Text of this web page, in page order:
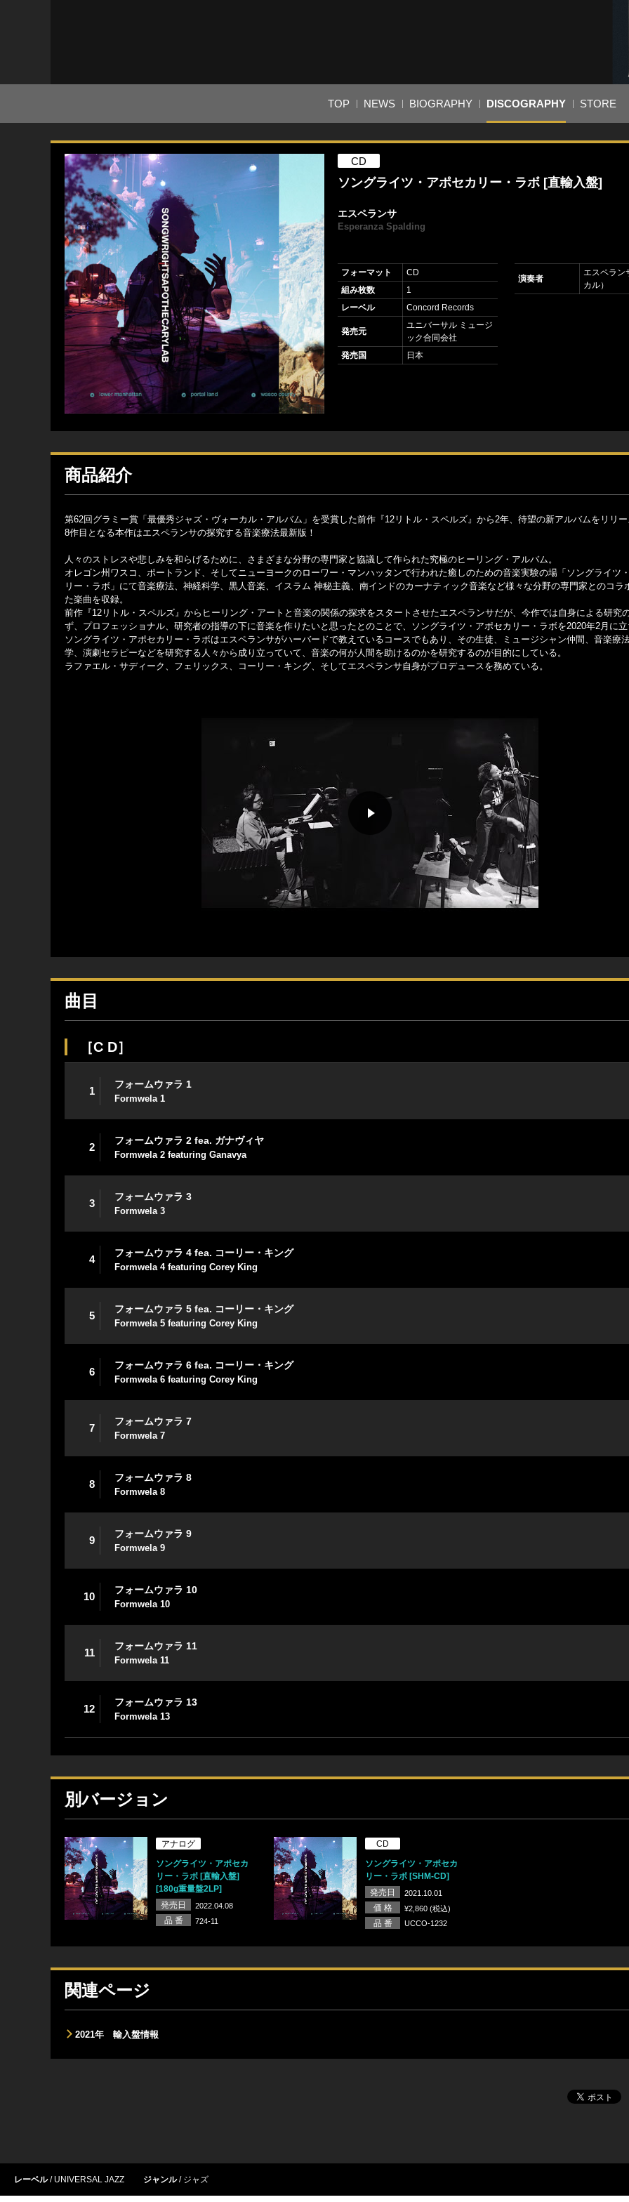
TOP NEWS BIOGRAPHY DISCOGRAPHY STORE
CD
ソングライツ・アポセカリー・ラボ [直輸入盤]
エスペランサ
Esperanza Spalding
フォーマット
CD
組み枚数
1
レーベル
Concord Records
発売元
ユニバーサル ミュージ
ック合同会社
発売国
日本
演奏者
エスペラン
カル）
商品紹介
第62回グラミー賞「最優秀ジャズ・ヴォーカル・アルバム」を受賞した前作『12リトル・スペルズ』から2年、待望の新アルバムをリリ
8作目となる本作はエスペランサの探究する音楽療法最新版！
人々のストレスや悲しみを和らげるために、さまざまな分野の専門家と協議して作られた究極のヒーリング・アルバム。
オレゴン州ワスコ、ポートランド、そしてニューヨークのローワー・マンハッタンで行われた癒しのための音楽実験の場「ソングライツ
リー・ラボ」にて音楽療法、神経科学、黒人音楽、イスラム 神秘主義、南インドのカーナティック音楽など様々な分野の専門家とのコラ
た楽曲を収録。
前作『12リトル・スペルズ』からヒーリング・アートと音楽の関係の探求をスタートさせたエスペランサだが、今作では自身による研究
ず、プロフェッショナル、研究者の指導の下に音楽を作りたいと思ったとのことで、ソングライツ・アポセカリー・ラボを2020年2月に立
ソングライツ・アポセカリー・ラボはエスペランサがハーバードで教えているコースでもあり、その生徒、ミュージシャン仲間、音楽療
学、演劇セラピーなどを研究する人々から成り立っていて、音楽の何が人間を助けるのかを研究するのが目的にしている。
ラファエル・サディーク、フェリックス、コーリー・キング、そしてエスペランサ自身がプロデュースを務めている。
曲目
［C D］
1
フォームウァラ 1
Formwela 1
2
フォームウァラ 2 fea. ガナヴィヤ
Formwela 2 featuring Ganavya
3
フォームウァラ 3
Formwela 3
4
フォームウァラ 4 fea. コーリー・キング
Formwela 4 featuring Corey King
5
フォームウァラ 5 fea. コーリー・キング
Formwela 5 featuring Corey King
6
フォームウァラ 6 fea. コーリー・キング
Formwela 6 featuring Corey King
7
フォームウァラ 7
Formwela 7
8
フォームウァラ 8
Formwela 8
9
フォームウァラ 9
Formwela 9
10
フォームウァラ 10
Formwela 10
11
フォームウァラ 11
Formwela 11
12
フォームウァラ 13
Formwela 13
別バージョン
アナログ
ソングライツ・アポセカ
リー・ラボ [直輸入盤]
[180g重量盤2LP]
発売日
2022.04.08
品 番 724-11
CD
ソングライツ・アポセカ
リー・ラボ [SHM-CD]
発売日
2021.10.01
価 格 ¥2,860 (税込)
品 番 UCCO-1232
関連ページ
2021年 輸入盤情報
レーベル UNIVERSAL JAZZ ジャンル ジャズ